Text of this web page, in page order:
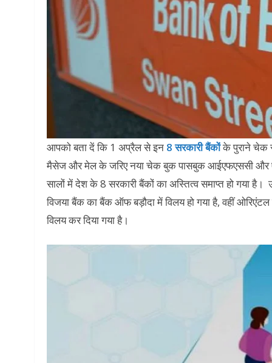
आपको बता दें कि 1 अप्रैल से इन 8 सरकारी बैंकोंके पुराने चेक
मैसेज और मेल के जरिए नया चेक बुक पासबुक आईएफएससी और
सालों में देश के 8 सरकारी बैंकों का अस्तित्व समाप्त हो गया
विजया बैंक का बैंक ऑफ बड़ौदा में विलय हो गया है, वहीं
विलय कर दिया गया है।